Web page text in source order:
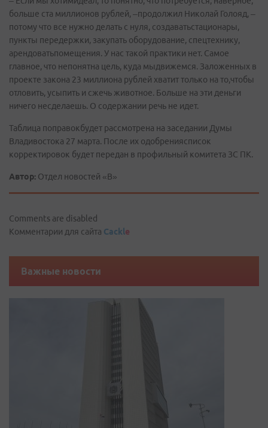
больше ста миллионов рублей, –продолжил Николай Голояд, –
потому что все нужно делать с нуля, создаватьстационары,
пункты передержки, закупать оборудование, спецтехнику,
арендоватьпомещения. У нас такой практики нет. Самое
главное, что непонятна цель, куда мыдвижемся. Заложенных в
проекте закона 23 миллиона рублей хватит только на то,чтобы
отловить, усыпить и сжечь животное. Больше на эти деньги
ничего несделаешь. О содержании речь не идет.
Таблица поправокбудет рассмотрена на заседании Думы
Владивостока 27 марта. После их одобрениясписок
корректировок будет передан в профильный комитета ЗС ПК.
Автор: Отдел новостей «В»
Comments are disabled
Комментарии для сайта Cackle
Важные новости